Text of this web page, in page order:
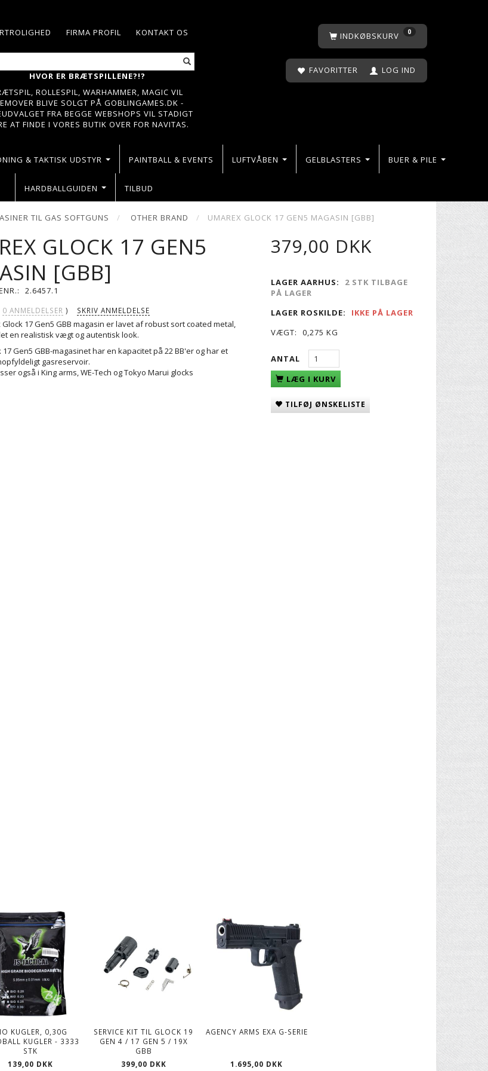
KONTAKT OS
FIRMA PROFIL
HVOR ER BRÆTSPILLENE?!?
ROLLESPIL, WARHAMMER, MAGIC VIL
BLIVE SOLGT PÅ GOBLINGAMES.DK -
FRA BEGGE WEBSHOPS VIL STADIGT
AT FINDE I VORES BUTIK OVER FOR NAVITAS.
INDKØBSKURV 0
FAVORITTER LOG IND
& TAKTISK UDSTYR PAINTBALL & EVENTS LUFTVÅBEN GELBLASTERS BUER & PILE
HARDBALLGUIDEN TILBUD
TIL GAS SOFTGUNS OTHER BRAND UMAREX GLOCK 17 GEN5 MAGASIN [GBB]
GLOCK 17 GEN5
[GBB]
2.6457.1
0 ANMELDELSER SKRIV ANMELDELSE
17 Gen5 GBB magasin er lavet af robust sort coated metal,
en realistisk vægt og autentisk look.
17 Gen5 GBB-magasinet har en kapacitet på 22 BB'er og har et
gasreservoir.
også i King arms, WE-Tech og Tokyo Marui glocks
379,00 DKK
LAGER AARHUS:
2 STK TILBAGE
PÅ LAGER
LAGER ROSKILDE:
IKKE PÅ LAGER
VÆGT:
0,275 KG
ANTAL
LÆG I KURV
TILFØJ ØNSKELISTE
KUGLER, 0,30G
KUGLER - 3333
STK
139,00 DKK
SERVICE KIT TIL GLOCK 19
GEN 4 / 17 GEN 5 / 19X
GBB
399,00 DKK
AGENCY ARMS EXA G-SERIE
1.695,00 DKK